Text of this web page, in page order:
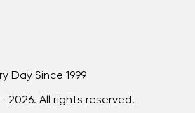
Day Since 1999
2026. All rights reserved.